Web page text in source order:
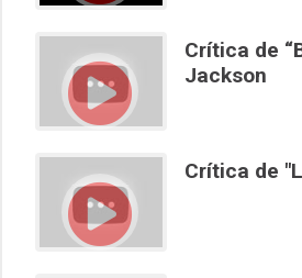
Crítica de
Jackson
Crítica de